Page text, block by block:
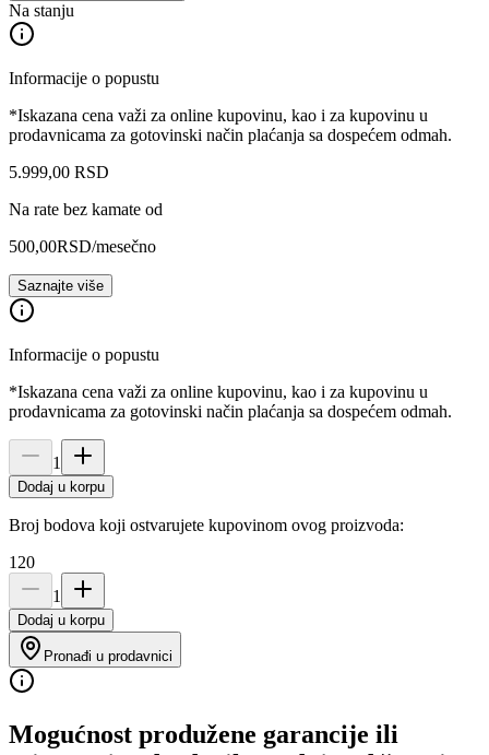
Na stanju
Informacije o popustu
*Iskazana cena važi za online kupovinu, kao i za kupovinu u
prodavnicama za gotovinski način plaćanja sa dospećem odmah.
5.999,00 RSD
Na rate bez kamate od
500,00RSD/mesečno
Saznajte više
Informacije o popustu
*Iskazana cena važi za online kupovinu, kao i za kupovinu u
prodavnicama za gotovinski način plaćanja sa dospećem odmah.
1
Dodaj u korpu
Broj bodova koji ostvarujete kupovinom ovog proizvoda:
120
1
Dodaj u korpu
Pronađi u prodavnici
Mogućnost produžene garancije ili